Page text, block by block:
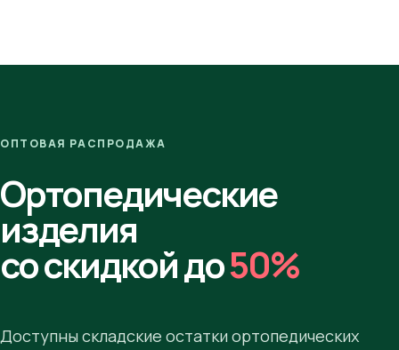
ОПТОВАЯ РАСПРОДАЖА
Ортопедические
изделия
со скидкой до50%
Доступны складские остатки ортопедических